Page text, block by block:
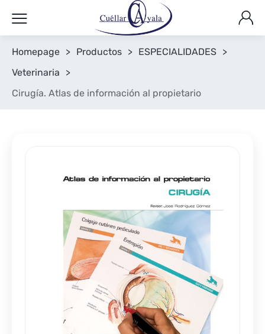
Homepage > Productos > ESPECIALIDADES >
Veterinaria
>
Cirugía. Atlas de información al propietario